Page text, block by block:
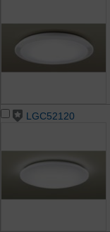
LGC52120